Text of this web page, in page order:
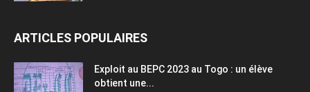
ARTICLES POPULAIRES
Exploit au BEPC 2023 au Togo : un élève
obtient une...